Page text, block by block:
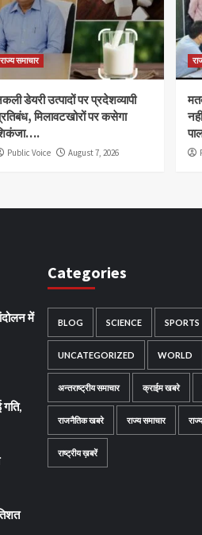
राज्य समाचार
डेयरी उत्पादों पर प्रदेशव्यापी
मिलावटखोरों पर कसेगा
Public Voice August 7, 2026
में
Categories
BLOG SCIENCE SPORTS
UNCATEGORIZED WORLD
अन्तराष्ट्रीय समाचार क्राईम खबरे
राजनैतिक खबरे राज्य समाचार
राष्ट्रीय ख़बरें